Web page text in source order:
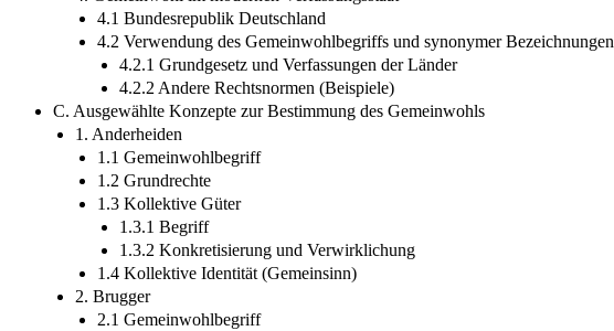
4.1 Bundesrepublik Deutschland
4.2 Verwendung des Gemeinwohlbegriffs und synonymer Bezeichnungen
4.2.1 Grundgesetz und Verfassungen der Länder
4.2.2 Andere Rechtsnormen (Beispiele)
C. Ausgewählte Konzepte zur Bestimmung des Gemeinwohls
1. Anderheiden
1.1 Gemeinwohlbegriff
1.2 Grundrechte
1.3 Kollektive Güter
1.3.1 Begriff
1.3.2 Konkretisierung und Verwirklichung
1.4 Kollektive Identität (Gemeinsinn)
2. Brugger
2.1 Gemeinwohlbegriff